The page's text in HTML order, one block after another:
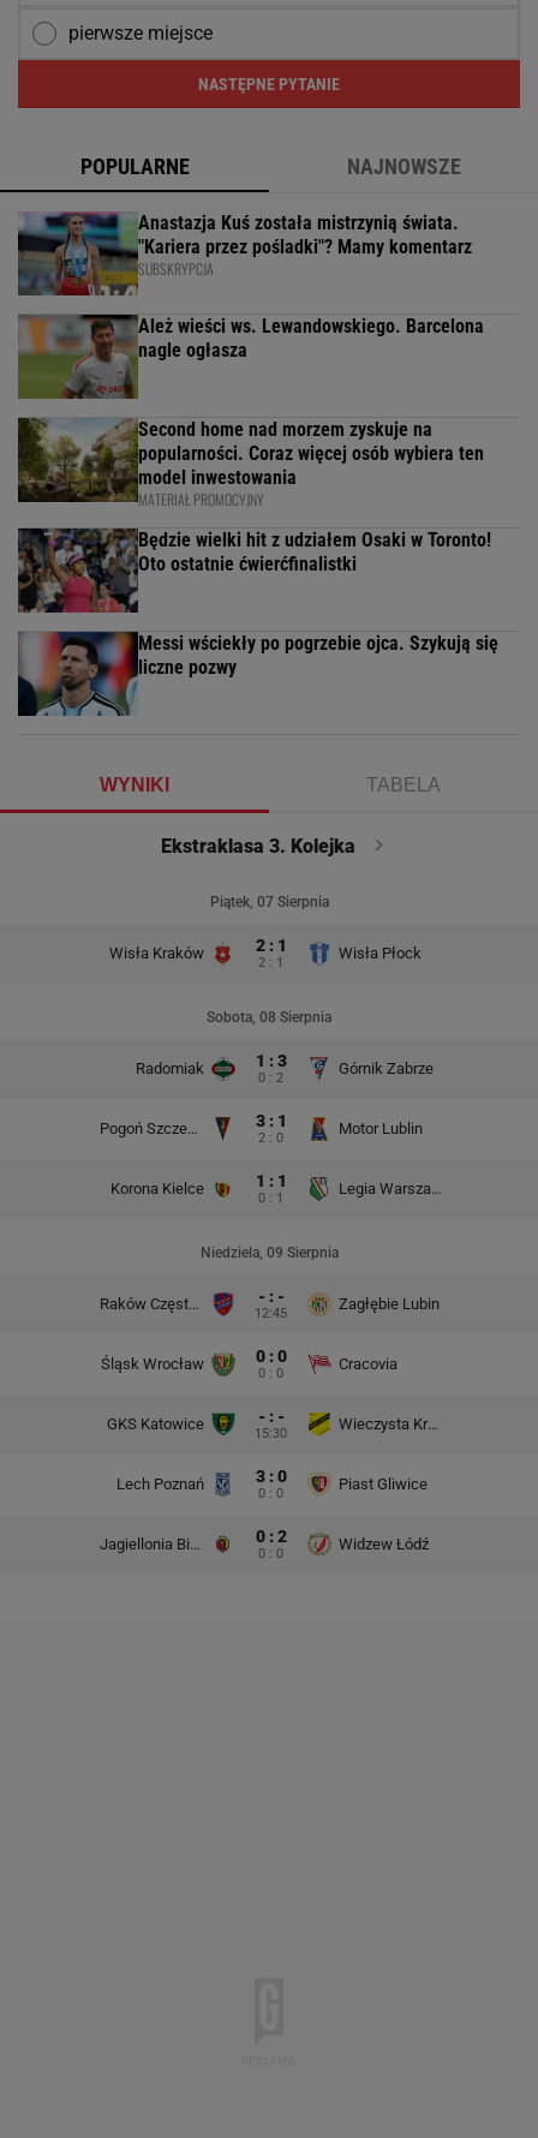
pierwsze miejsce
NASTĘPNE PYTANIE
POPULARNE NAJNOWSZE
Anastazja Kuś została mistrzynią świata.
"Kariera przez pośladki"? Mamy komentarz
SUBSKRYPCJA
Ależ wieści ws. Lewandowskiego. Barcelona
nagle ogłasza
Second home nad morzem zyskuje na
popularności. Coraz więcej osób wybiera ten
model inwestowania
MATERIAŁ PROMOCYJNY
Będzie wielki hit z udziałem Osaki w Toronto!
Oto ostatnie ćwierćfinalistki
Messi wściekły po pogrzebie ojca. Szykują się
liczne pozwy
WYNIKI TABELA
Ekstraklasa 3. Kolejka
Piątek, 07 Sierpnia
Wisła Kraków 2 : 1
2 : 1
Wisła Płock
Sobota, 08 Sierpnia
Radomiak 1 : 3
0 : 2
Górnik Zabrze
Pogoń Szczecin 3 : 1
2 : 0
Motor Lublin
Korona Kielce 1 : 1
0 : 1
Legia Warszawa
Niedziela, 09 Sierpnia
Raków Częstochowa - : -
12:45
Zagłębie Lubin
Śląsk Wrocław 0 : 0
0 : 0
Cracovia
GKS Katowice - : -
15:30
Wieczysta Kraków
Lech Poznań 3 : 0
0 : 0
Piast Gliwice
Jagiellonia Białystok 0 : 2
0 : 0
Widzew Łódź